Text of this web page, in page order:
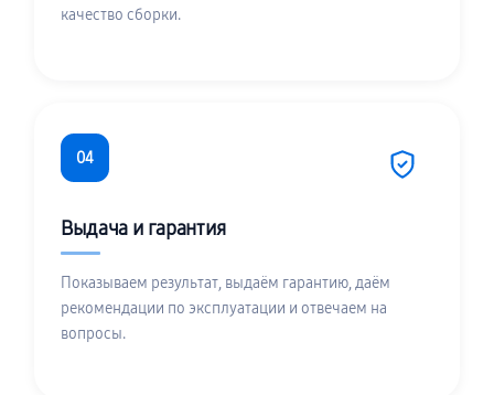
качество сборки.
04
Выдача и гарантия
Показываем результат, выдаём гарантию, даём
рекомендации по эксплуатации и отвечаем на
вопросы.